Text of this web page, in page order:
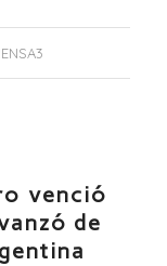
venció
de